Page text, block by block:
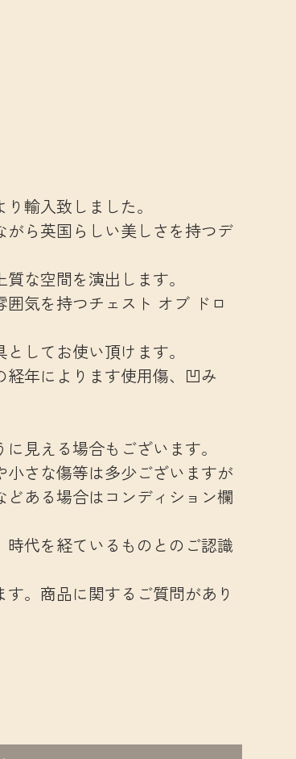
輸入致しました。
ら英国らしい美しさを持つデ
な空間を演出します。
気を持つチェスト オブ ドロ
してお使い頂けます。
年によります使用傷、凹み
見える場合もございます。
さな傷等は多少ございますが
ある場合はコンディション欄
代を経ているものとのご認識
。商品に関するご質問があり